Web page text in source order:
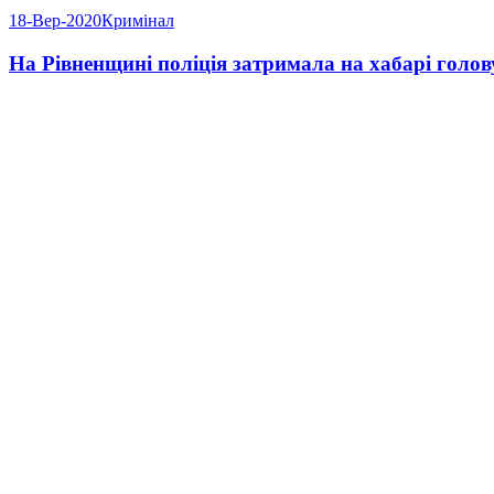
18-Вер-2020Кримінал
На Рівненщині поліція затримала на хабарі